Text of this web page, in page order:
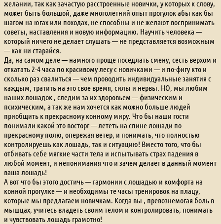
желании, так как зачастую расстроенные новички, у которых к слову,
может быть большой, даже многолетний опыт прогулок абы как бы
шагом на югах или походах, не способны и не желают воспринимать
советы, наставления и новую информацию. Научить человека —
который ничего не делает слушать — не представляется возможным
— как ни старайся.
Да, на самом деле — намного проще поседлать смену, сесть верхом и
откатать 2-4 часа по красивому лесу с новичками — и по-фигу кто и
сколько раз свалиться — чем проводить индивидуальные занятия с
каждым, тратить на это свое время, силы и нервы. НО, мы любим
наших лошадок , следим за их здоровьем — физическим и
психическим, а так же нам хочется как можно больше людей
приобщить к прекрасному конному миру. Что бы наши гости
понимали какой это восторг — лететь на спине лошади по
прекрасному полю, опережая ветер, и понимать, что полностью
контролируешь как лошадь, так и ситуацию! Вместо того, что бы
отбивать себе мягкие части тела и испытывать страх падения в
любой момент, и непонимания что и зачем делает в данный момент
ваша лошадь!
А вот что бы этого достичь — гармонии с лошадью и комфорта на
конной прогулке — и необходимы те часы тренировок на плацу,
которые мы предлагаем новичкам. Когда вы , превознемогая боль в
мышцах, учитесь владеть своим телом и контролировать, понимать
и чувствовать лошадь грамотно!